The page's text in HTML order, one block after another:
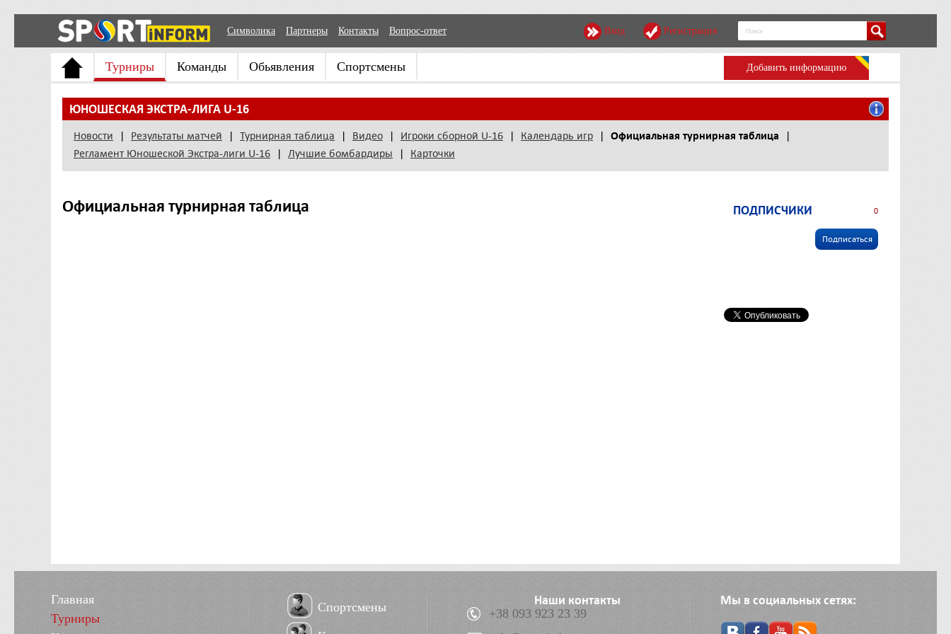
Символика Партнеры Контакты Вопрос-ответ Вход Регистрация
Турниры Команды Обьявления Спортсмены Добавить информацию
ЮНОШЕСКАЯ ЭКСТРА-ЛИГА U-16
Новости | Результаты матчей | Турнирная таблица | Видео | Игроки сборной U-16 | Календарь игр | Официальная турнирная таблица
|
Регламент Юношеской Экстра-лиги U-16
| Лучшие бомбардиры | Карточки
Официальная турнирная таблица ПОДПИСЧИКИ 0
Подписаться
Главная
Турниры
Спортсмены
Наши контакты
+38 093 923 23 39
Мы в социальных сетях: